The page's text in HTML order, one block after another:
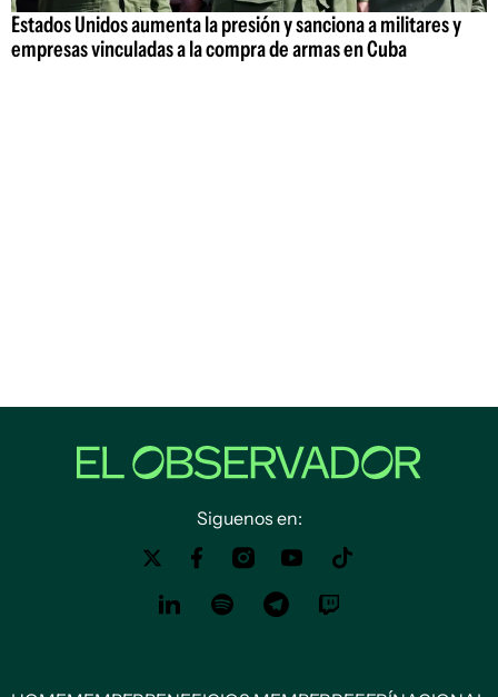
Estados Unidos aumenta la presión y sanciona a militares y
empresas vinculadas a la compra de armas en Cuba
Siguenos en: